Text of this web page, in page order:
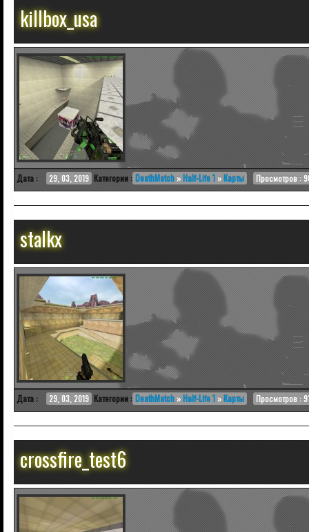
killbox_usa
Дата : 29, 03, 2019 Категории : DeathMatch »Half-Life 1 »Карты Просмотров :
stalkx
Дата : 29, 03, 2019 Категории : DeathMatch »Half-Life 1 »Карты Просмотров :
crossfire_test6